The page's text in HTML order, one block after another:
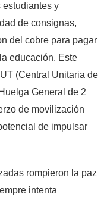
estudiantes y
de consignas,
del cobre para pagar
educación. Este
(Central Unitaria de
General de 2
de movilización
de impulsar
rompieron la paz
intenta